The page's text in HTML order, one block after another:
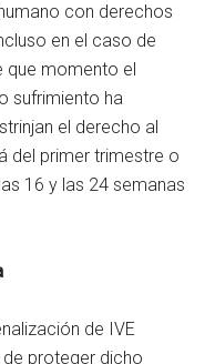
con derechos
en el caso de
que momento el
sufrimiento ha
el derecho al
del primer trimestre o
16 y las 24 semanas
de IVE
proteger dicho